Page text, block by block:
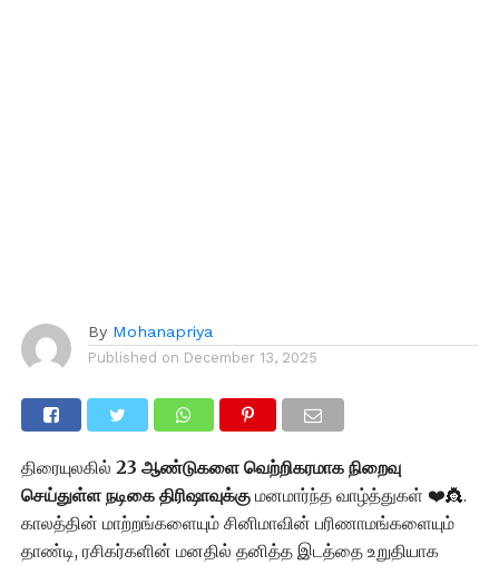
By Mohanapriya
Published on December 13, 2025
திரையுலகில் 23 ஆண்டுகளை வெற்றிகரமாக நிறைவு
செய்துள்ள நடிகை திரிஷாவுக்குமனமார்ந்த வாழ்த்துகள் ❤️👸.
காலத்தின் மாற்றங்களையும் சினிமாவின் பரிணாமங்களையும்
தாண்டி, ரசிகர்களின் மனதில் தனித்த இடத்தை உறுதியாக